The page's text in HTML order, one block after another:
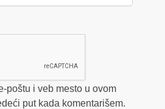
poštu i veb mesto u ovom
put kada komentarišem.